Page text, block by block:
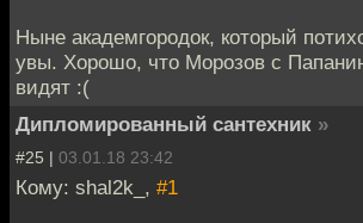
Ныне академгородок, который
увы. Хорошо, что Морозов с
видят :(
Дипломированный сантехник »
#25 | 03.01.18 23:42
Кому: shal2k_, #1